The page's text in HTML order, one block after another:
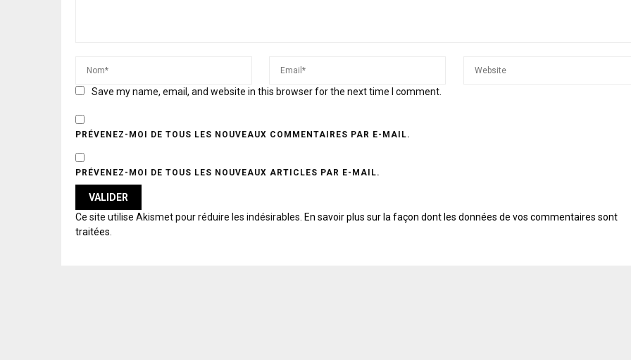
Save my name, email, and website in this browser for the next time I comment.
PRÉVENEZ-MOI DE TOUS LES NOUVEAUX COMMENTAIRES PAR E-MAIL.
PRÉVENEZ-MOI DE TOUS LES NOUVEAUX ARTICLES PAR E-MAIL.
A
L
Ce site utilise Akismet pour réduire les indésirables. En savoir plus sur la façon dont les données de vos commentaires sont
traitées